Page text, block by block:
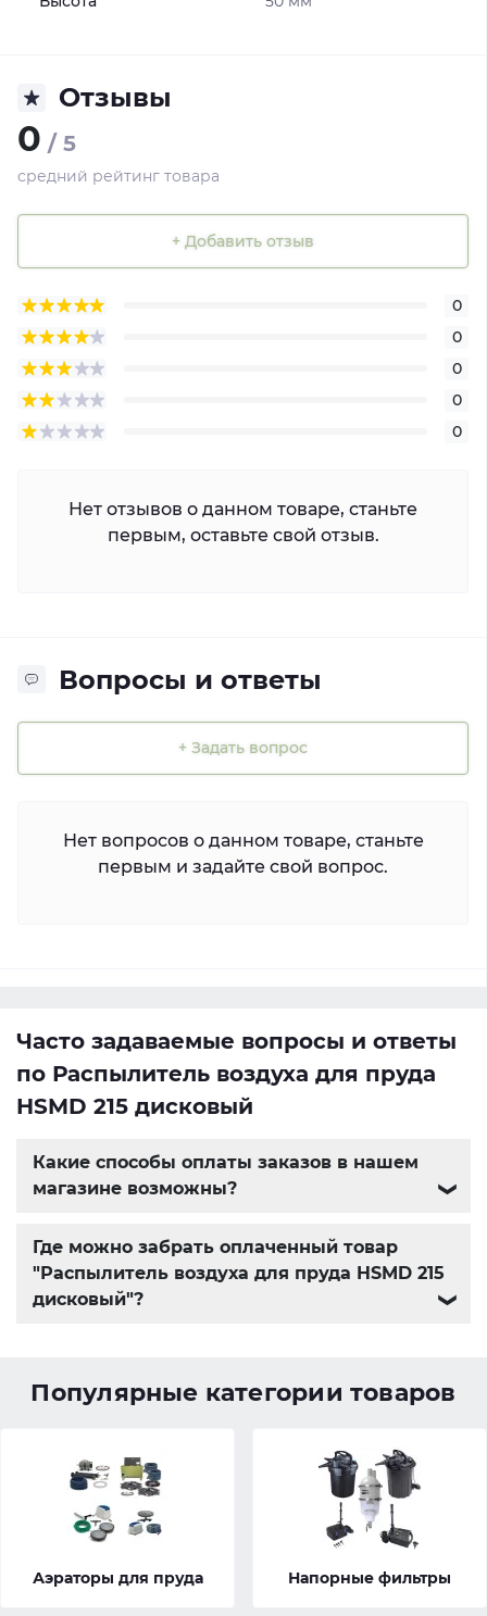
Отзывы
0 / 5
средний рейтинг товара
+ Добавить отзыв
0
0
0
0
0
Нет отзывов о данном товаре, станьте
первым, оставьте свой отзыв.
Вопросы и ответы
+ Задать вопрос
Нет вопросов о данном товаре, станьте
первым и задайте свой вопрос.
Часто задаваемые вопросы и ответы
по Распылитель воздуха для пруда
HSMD 215 дисковый
Какие способы оплаты заказов в нашем
магазине возможны?
❯
Где можно забрать оплаченный товар
"Распылитель воздуха для пруда HSMD 215
дисковый"?
❯
Популярные категории товаров
Аэраторы для пруда Напорные фильтры